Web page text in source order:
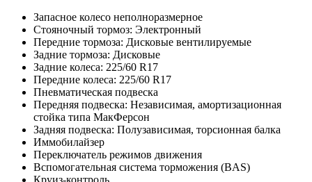
Запасное колесо неполноразмерное
Стояночный тормоз: Электронный
Передние тормоза: Дисковые вентилируемые
Задние тормоза: Дисковые
Задние колеса: 225/60 R17
Передние колеса: 225/60 R17
Пневматическая подвеска
Передняя подвеска: Независимая, амортизационная
стойка типа МакФерсон
Задняя подвеска: Полузависимая, торсионная балка
Иммобилайзер
Переключатель режимов движения
Вспомогательная система торможения (BAS)
Круиз-контроль